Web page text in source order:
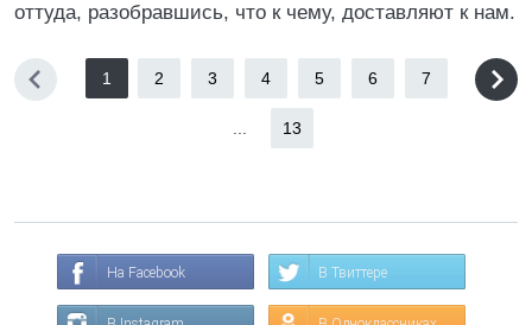
оттуда, разобравшись, что к чему, доставляют к нам.
1 2 3 4 5 6 7
13
На Facebook В Твиттере